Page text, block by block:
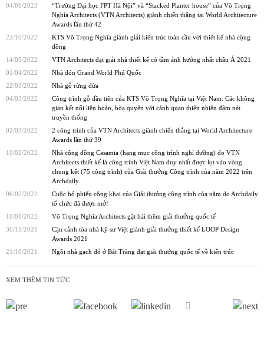
04/01/2023
“Trường Đại học FPT Hà Nội” và “Stacked Planter house” của Võ Trọng
Nghĩa Architects (VTN Architects) giành chiến thắng tại World Architecture
Awards lần thứ 42
22/10/2022
KTS Võ Trọng Nghĩa giành giải kiến trúc toàn cầu với thiết kế nhà cộng
đồng
14/05/2022
VTN Architects đạt giải nhà thiết kế có tầm ảnh hưởng nhất châu Á 2021
01/04/2022
Nhà đón Grand World Phú Quốc
22/03/2022
Nhà gỗ rừng dừa
04/03/2022
Công trình gỗ đầu tiên của KTS Võ Trọng Nghĩa tại Việt Nam: Các không
gian kết nối liên hoàn, hòa quyện với cảnh quan thiên nhiên đậm nét
truyền thống
02/03/2022
2 công trình của VTN Architects giành chiến thắng tại World Architecture
Awards lần thứ 39
10/02/2022
Nhà cộng đồng Casamia (hạng mục công trình nghỉ dưỡng) do VTN
Architects thiết kế là công trình Việt Nam duy nhất được lọt vào vòng
chung kết (75 công trình) của Giải thưởng Công trình của năm 2022 trên
Archdaily.
06/02/2022
Cuộc bỏ phiếu công khai của Giải thưởng công trình của năm do Archdaily
tổ chức đã được mở!
10/01/2022
Võ Trọng Nghĩa Architects gặt hái thêm giải thưởng quốc tế
30/11/2021
Cận cảnh tòa nhà kỹ sư Việt giành giải thưởng thiết kế LOOP Design
Awards 2021
21/10/2021
Ngôi nhà gạch đỏ ở Bát Tràng đạt giải thưởng quốc tế về kiến trúc
XEM THÊM TIN TỨC